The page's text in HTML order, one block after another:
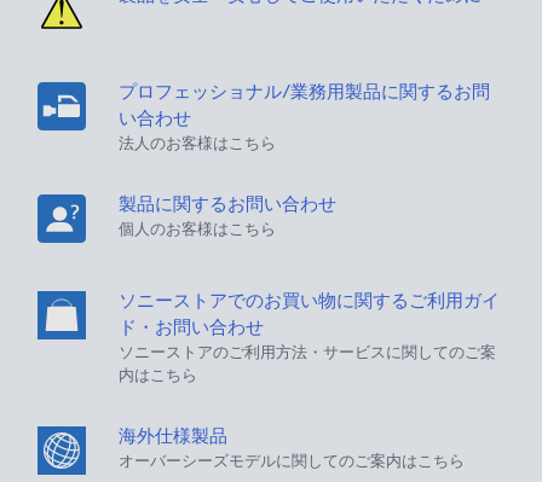
プロフェッショナル/業務用製品に関するお問
い合わせ
法人のお客様はこちら
製品に関するお問い合わせ
個人のお客様はこちら
ソニーストアでのお買い物に関するご利用ガイ
ド・お問い合わせ
ソニーストアのご利用方法・サービスに関してのご案
内はこちら
海外仕様製品
オーバーシーズモデルに関してのご案内はこちら